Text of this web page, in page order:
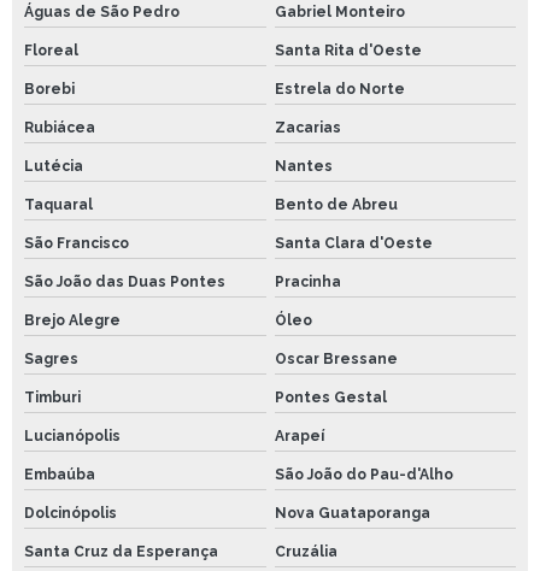
Águas de São Pedro Gabriel Monteiro
Floreal Santa Rita d'Oeste
Borebi Estrela do Norte
Rubiácea Zacarias
Lutécia Nantes
Taquaral Bento de Abreu
São Francisco Santa Clara d'Oeste
São João das Duas Pontes Pracinha
Brejo Alegre Óleo
Sagres Oscar Bressane
Timburi Pontes Gestal
Lucianópolis Arapeí
Embaúba São João do Pau-d'Alho
Dolcinópolis Nova Guataporanga
Santa Cruz da Esperança Cruzália